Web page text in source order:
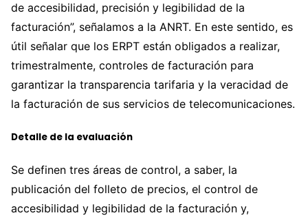
de accesibilidad, precisión y legibilidad de la
facturación”, señalamos a la ANRT. En este sentido, es
útil señalar que los ERPT están obligados a realizar,
trimestralmente, controles de facturación para
garantizar la transparencia tarifaria y la veracidad de
la facturación de sus servicios de telecomunicaciones.
Detalle de la evaluación
Se definen tres áreas de control, a saber, la
publicación del folleto de precios, el control de
accesibilidad y legibilidad de la facturación y,